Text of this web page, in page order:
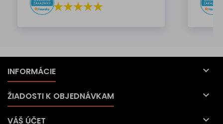
INFORMÁCIE 
ŽIADOSTI K OBJEDNÁVKAM 
VÁŠ ÚČET 